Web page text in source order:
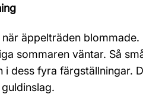
äppelträden
sommaren väntar. Så
i dess fyra färgställningar.